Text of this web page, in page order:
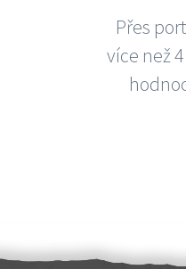
Přes
více než